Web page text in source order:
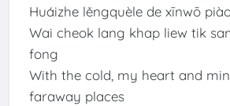
Huáizhe lěngquèle de xīnwō
Wai cheok lang khap liew tik
fong
With the cold, my heart and
faraway places